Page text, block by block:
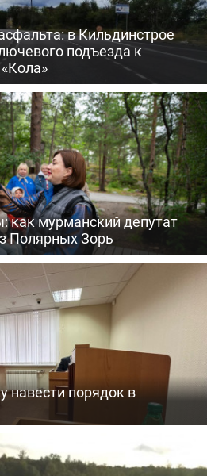
в Кильдинстрое
подъезда к
как мурманский депутат
Полярных Зорь
навести порядок в